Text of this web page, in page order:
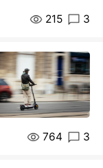
215 3
764 3